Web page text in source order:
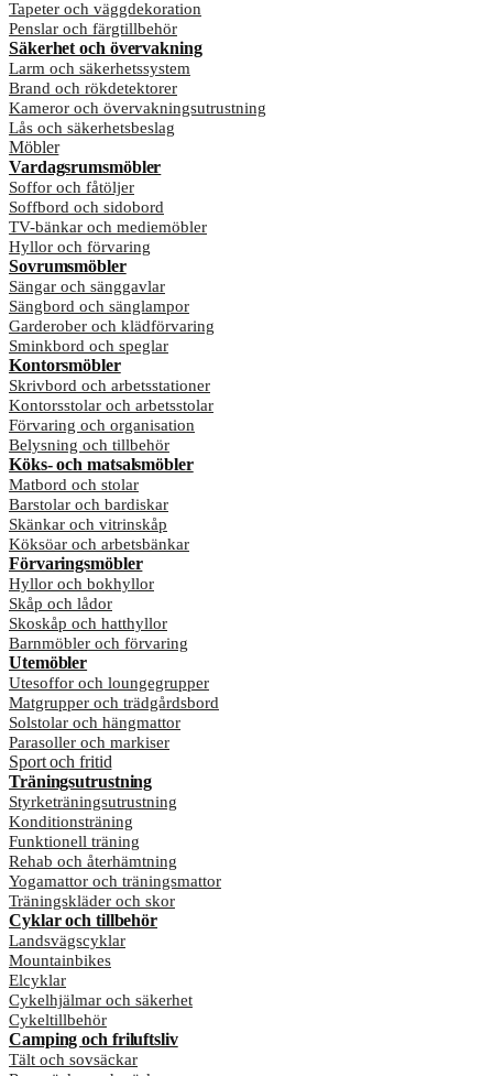
Tapeter och väggdekoration
Penslar och färgtillbehör
Säkerhet och övervakning
Larm och säkerhetssystem
Brand och rökdetektorer
Kameror och övervakningsutrustning
Lås och säkerhetsbeslag
Möbler
Vardagsrumsmöbler
Soffor och fåtöljer
Soffbord och sidobord
TV-bänkar och mediemöbler
Hyllor och förvaring
Sovrumsmöbler
Sängar och sänggavlar
Sängbord och sänglampor
Garderober och klädförvaring
Sminkbord och speglar
Kontorsmöbler
Skrivbord och arbetsstationer
Kontorsstolar och arbetsstolar
Förvaring och organisation
Belysning och tillbehör
Köks- och matsalsmöbler
Matbord och stolar
Barstolar och bardiskar
Skänkar och vitrinskåp
Köksöar och arbetsbänkar
Förvaringsmöbler
Hyllor och bokhyllor
Skåp och lådor
Skoskåp och hatthyllor
Barnmöbler och förvaring
Utemöbler
Utesoffor och loungegrupper
Matgrupper och trädgårdsbord
Solstolar och hängmattor
Parasoller och markiser
Sport och fritid
Träningsutrustning
Styrketräningsutrustning
Konditionsträning
Funktionell träning
Rehab och återhämtning
Yogamattor och träningsmattor
Träningskläder och skor
Cyklar och tillbehör
Landsvägscyklar
Mountainbikes
Elcyklar
Cykelhjälmar och säkerhet
Cykeltillbehör
Camping och friluftsliv
Tält och sovsäckar